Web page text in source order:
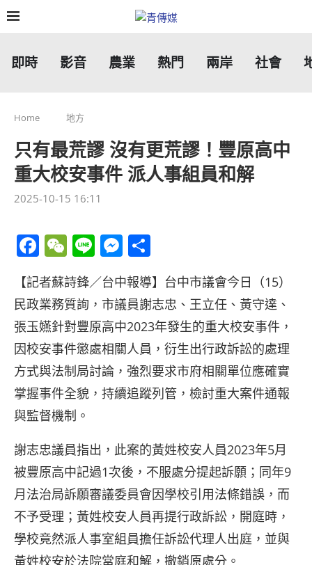
即時 影音 農業 熱門 兩岸 社會
Home 地方
只有最荒謬 沒有更荒謬！豐原高中
重大校安事件 派人事組員和解
2025-10-15 16:11
Facebook
WeChat
LineMessenger
享
【記者蘇詩鋒／台中報導】台中市議會今日（15）
民政業務質詢，市議員謝志忠、王立任、黃守達、
張玉嬿針對豐原高中2023年發生的重大校安事件，
因校安事件懲處相關人員，衍生出行政訴訟的處理
方式與法制局討論，強烈要求市府相關單位應確實
掌握事件全貌，持續追蹤列管，檢討重大案件通報
與監督機制。
謝志忠議員指出，此案的黃姓校安人員2023年5月
被豐原高中記過1次後，不服處分提起訴願；同年9
月法治局訴願審議委員會因學校引用法條錯誤，而
不予受理；黃姓校安人員再提行政訴訟，開庭時，
學校竟然派人事室組員擔任訴訟代理人出庭，並與
黃姓校安於法院當庭和解，撤銷原處分。